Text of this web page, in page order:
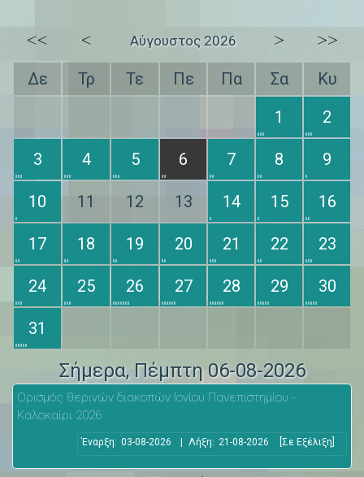
<< < Αύγουστος 2026 > >>
Δε Τρ Τε Πε Πα Σα
Κυ
1
2
3 4 5 6 7 8 9
10 11 12 13 14 15 16
17 18 19 20 21 22 23
24 25 26 27 28 29 30
31
Σήμερα, Πέμπτη 06-08-2026
Ορισμός θερινών διακοπών Ιονίου Πανεπιστημίου -
Καλοκαίρι 2026
Έναρξη: 03-08-2026 | Λήξη: 21-08-2026 [Σε Εξέλιξη]